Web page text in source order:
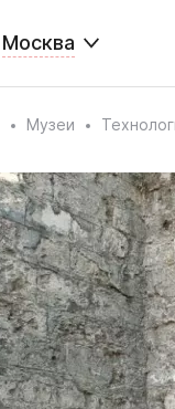
Москва
Музеи